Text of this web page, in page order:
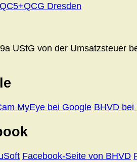
Dresden
UStG von der Umsatzsteuer
MyEye bei Google BHVD bei
Facebook-Seite von BHVD